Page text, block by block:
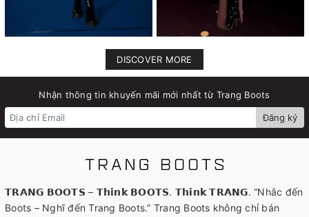
DISCOVER MORE
Nhận thông tin khuyến mãi mới nhất từ Trang Boots
Đăng ký
𝗧𝗥𝗔𝗡𝗚 𝗕𝗢𝗢𝗧𝗦 – 𝗧𝗵𝗶𝗻𝗸 𝗕𝗢𝗢𝗧𝗦. 𝗧𝗵𝗶𝗻𝗸 𝗧𝗥𝗔𝗡𝗚. “Nhắc đến
Boots – Nghĩ đến Trang Boots.” Trang Boots không chỉ bán